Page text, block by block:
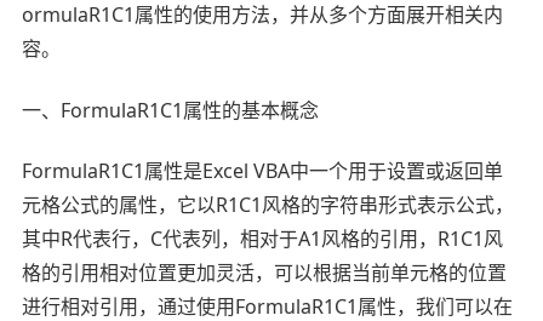
ormulaR1C1属性的使用方法，并从多个方面展开相关内
容。
一、FormulaR1C1属性的基本概念
FormulaR1C1属性是Excel VBA中一个用于设置或返回单
元格公式的属性，它以R1C1风格的字符串形式表示公式，
其中R代表行，C代表列，相对于A1风格的引用，R1C1风
格的引用相对位置更加灵活，可以根据当前单元格的位置
进行相对引用，通过使用FormulaR1C1属性，我们可以在